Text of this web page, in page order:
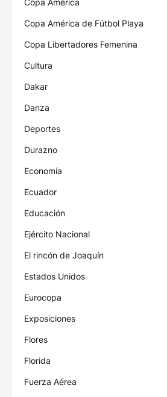
Copa América
Copa América de Fútbol Playa
Copa Libertadores Femenina
Cultura
Dakar
Danza
Deportes
Durazno
Economía
Ecuador
Educación
Ejército Nacional
El rincón de Joaquín
Estados Unidos
Eurocopa
Exposiciones
Flores
Florida
Fuerza Aérea